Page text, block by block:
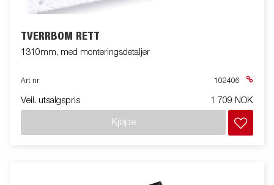
TVERRBOM RETT
1310mm, med monteringsdetaljer
Art nr 102406
Veil. utsalgspris 1 709 NOK
Kjøpe